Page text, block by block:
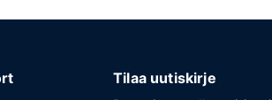
Tilaa uutiskirje